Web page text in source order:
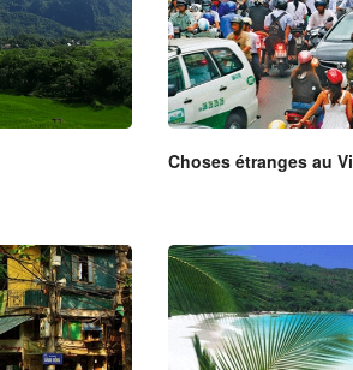
Choses étranges au